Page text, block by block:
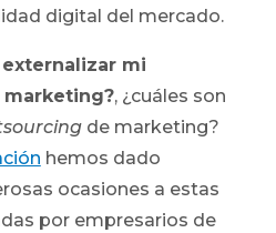
digital del mercado.
externalizar mi
, ¿cuáles son
de marketing?
hemos dado
ocasiones a estas
por empresarios de